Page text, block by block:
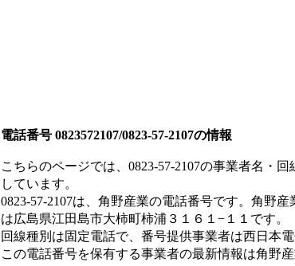
電話番号 0823572107/0823-57-2107の情報
こちらのページでは、 0823-57-2107の事業者名・回
しています。
0823-57-2107は、 角野産業の電話番号です。 角野産
は広島県江田島市大柿町柿浦３１６１−１１ です。
回線種別は固定電話で、番号提供事業者は西日本
この電話番号を保有する事業者の最新情報は角野